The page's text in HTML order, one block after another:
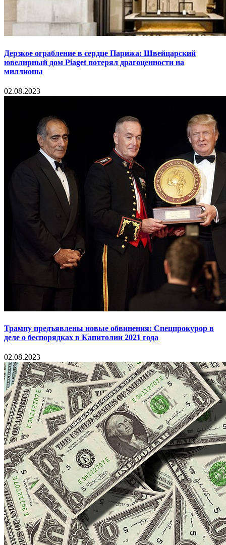
Дерзкое ограбление в сердце Парижа: Швейцарский
ювелирный дом Piaget потерял драгоценности на
миллионы
02.08.2023
Трампу предъявлены новые обвинения: Спецпрокурор в
деле о беспорядках в Капитолии 2021 года
02.08.2023